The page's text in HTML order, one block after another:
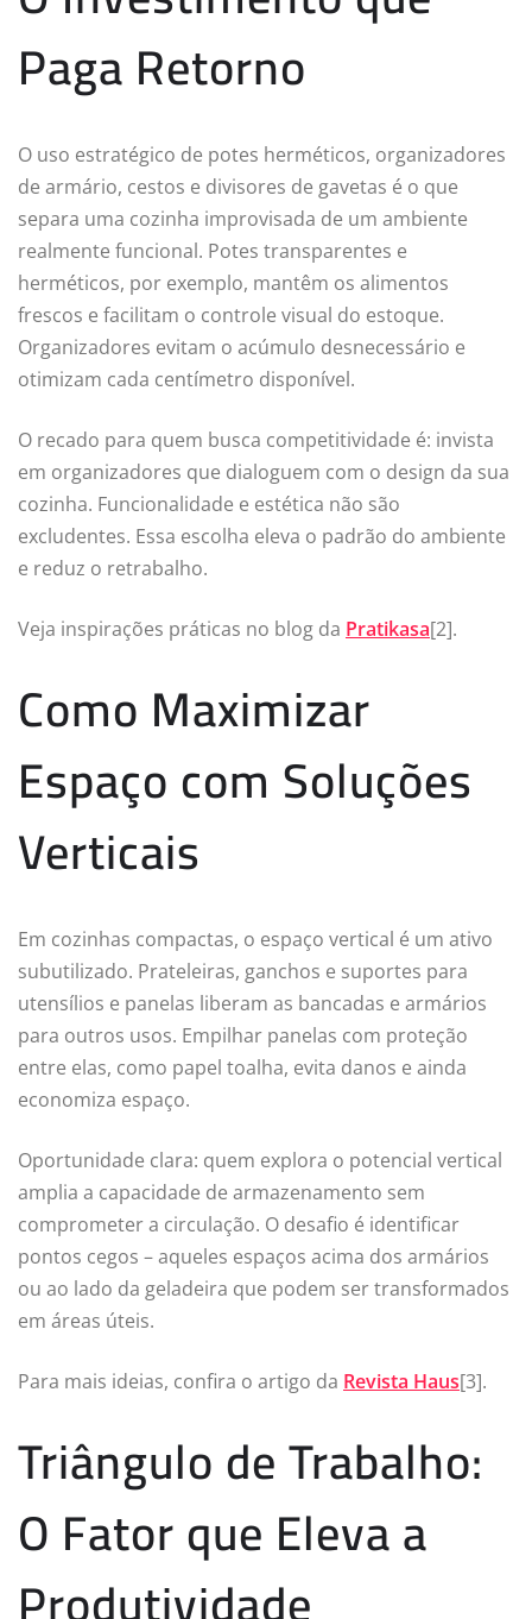
Paga Retorno
O uso estratégico de potes herméticos, organizadores
de armário, cestos e divisores de gavetas é o que
separa uma cozinha improvisada de um ambiente
realmente funcional. Potes transparentes e
herméticos, por exemplo, mantêm os alimentos
frescos e facilitam o controle visual do estoque.
Organizadores evitam o acúmulo desnecessário e
otimizam cada centímetro disponível.
O recado para quem busca competitividade é: invista
em organizadores que dialoguem com o design da sua
cozinha. Funcionalidade e estética não são
excludentes. Essa escolha eleva o padrão do ambiente
e reduz o retrabalho.
Veja inspirações práticas no blog da Pratikasa[2].
Como Maximizar
Espaço com Soluções
Verticais
Em cozinhas compactas, o espaço vertical é um ativo
subutilizado. Prateleiras, ganchos e suportes para
utensílios e panelas liberam as bancadas e armários
para outros usos. Empilhar panelas com proteção
entre elas, como papel toalha, evita danos e ainda
economiza espaço.
Oportunidade clara: quem explora o potencial vertical
amplia a capacidade de armazenamento sem
comprometer a circulação. O desafio é identificar
pontos cegos – aqueles espaços acima dos armários
ou ao lado da geladeira que podem ser transformados
em áreas úteis.
Para mais ideias, confira o artigo da Revista Haus[3].
Triângulo de Trabalho:
O Fator que Eleva a